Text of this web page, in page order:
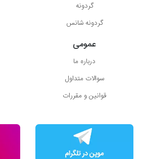
گردونه
گردونه شانس
عمومی
درباره ما
سوالات متداول
قوانین و مقررات